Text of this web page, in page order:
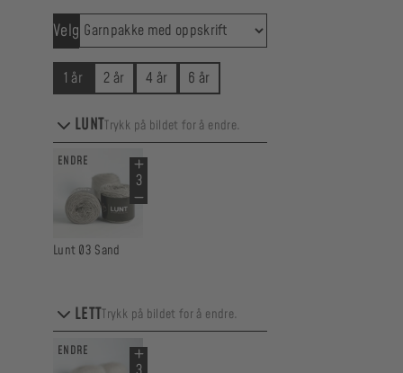
Velg
1 år 2 år 4 år 6 år
LUNTTrykk på bildet for å endre.
ENDRE
Lunt 03 Sand
LETTTrykk på bildet for å endre.
ENDRE